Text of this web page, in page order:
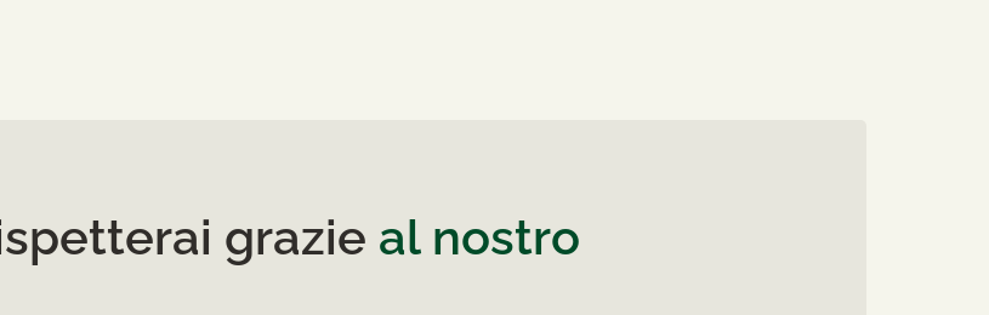
grazie al nostro